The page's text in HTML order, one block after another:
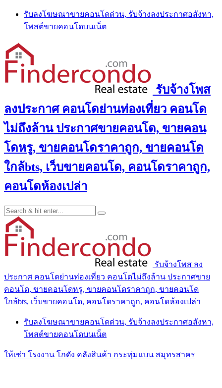
Skip
content
รับลงโฆษณาขายคอนโดด่วน, รับจ้างลงประกาศอสังหา,
โพสต์ขายคอนโดบนเน็ต
รับจ้างโพส
ลงประกาศ คอนโดย่านท่องเที่ยว คอนโด
ไม่ถึงล้าน ประกาศขายคอนโด, ขายคอน
โดหรู, ขายคอนโดราคาถูก, ขายคอนโด
ใกล้bts, เว็บขายคอนโด, คอนโดราคาถูก,
คอนโดห้องเปล่า
รับจ้างโพส ลง
ประกาศ คอนโดย่านท่องเที่ยว คอนโดไม่ถึงล้าน ประกาศขาย
คอนโด, ขายคอนโดหรู, ขายคอนโดราคาถูก, ขายคอนโด
ใกล้bts, เว็บขายคอนโด, คอนโดราคาถูก, คอนโดห้องเปล่า
รับลงโฆษณาขายคอนโดด่วน, รับจ้างลงประกาศอสังหา,
โพสต์ขายคอนโดบนเน็ต
ให้เช่า โรงงาน โกดัง คลังสินค้า กระทุ่มแบน สมุทรสาคร